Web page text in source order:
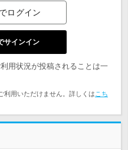
ログイン
サインイン
用状況が投稿されることは一
用いただけません。詳しくは こち